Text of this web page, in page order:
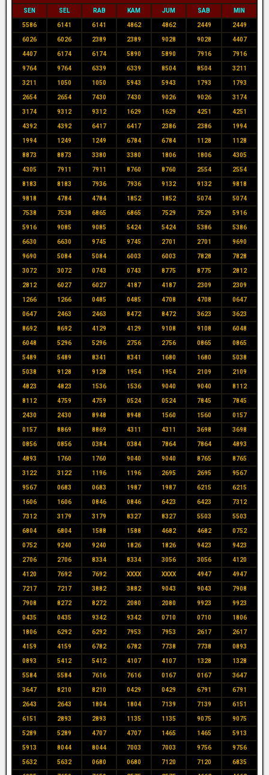
SEN SEL RAB KAM JUM SAB MIN
5586 6141 6141 4862 4862 2449 2449
6026 6026 2389 2389 9028 9028 4407
4407 6174 6174 5890 5890 7916 7916
9764 9764 6339 6339 8504 8504 3211
3211 1050 1050 5943 5943 1793 1793
2654 2654 7430 7430 9026 9026 3174
3174 9312 9312 1629 1629 4251 4251
4392 4392 6417 6417 2386 2386 1994
1994 1249 1249 6784 6784 1128 1128
8873 8873 3380 3380 1806 1806 4305
4305 7911 7911 8760 8760 2554 2554
8183 8183 7936 7936 9132 9132 9818
9818 4784 4784 1852 1852 5074 5074
7538 7538 6865 6865 7529 7529 5916
5916 9085 9085 5424 5424 5386 5386
6630 6630 9745 9745 2701 2701 9690
9690 5084 5084 6003 6003 7828 7828
3072 3072 0743 0743 8775 8775 2812
2812 6027 6027 4187 4187 2309 2309
1266 1266 0485 0485 4708 4708 0647
0647 2463 2463 8472 8472 3623 3623
8692 8692 4129 4129 9108 9108 6048
6048 5296 5296 2756 2756 0865 0865
5489 5489 8341 8341 1680 1680 5038
5038 9128 9128 1954 1954 2109 2109
4823 4823 1536 1536 9040 9040 8112
8112 4759 4759 0524 0524 7845 7845
2430 2430 8948 8948 1560 1560 0157
0157 8869 8869 4311 4311 3698 3698
0856 0856 0384 0384 7864 7864 4893
4893 1760 1760 9040 9040 8765 8765
3122 3122 1196 1196 2695 2695 9567
9567 0683 0683 1987 1987 6215 6215
1606 1606 0846 0846 6423 6423 7312
7312 3179 3179 8327 8327 5503 5503
6804 6804 1588 1588 4682 4682 0752
0752 9240 9240 1826 1826 9423 9423
2706 2706 8334 8334 3056 3056 4120
4120 7692 7692 XXXX XXXX 4947 4947
7217 7217 3882 3882 9043 9043 7908
7908 8272 8272 2080 2080 9923 9923
0435 0435 9342 9342 0710 0710 1806
1806 6292 6292 7953 7953 2617 2617
4159 4159 6782 6782 7738 7738 0893
0893 5412 5412 4107 4107 1328 1328
5584 5584 7616 7616 0167 0167 3647
3647 8210 8210 0429 0429 6791 6791
2643 2643 1804 1804 7139 7139 6151
6151 2893 2893 1135 1135 9075 9075
5289 5289 4707 4707 1465 1465 5913
5913 8044 8044 7003 7003 9756 9756
5632 5632 0680 0680 7120 7120 6835